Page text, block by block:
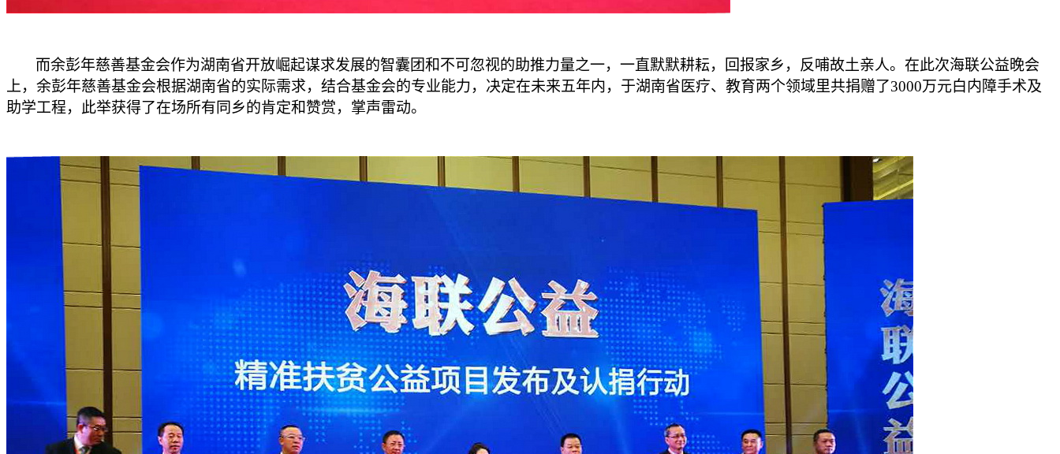
而余彭年慈善基金会作为湖南省开放崛起谋求发展的智囊团和不可忽视的助推力量之一，一直默默耕耘，回报家乡，反哺故土亲人。在此次海联公益晚会
上，余彭年慈善基金会根据湖南省的实际需求，结合基金会的专业能力，决定在未来五年内，于湖南省医疗、教育两个领域里共捐赠了3000万元白内障手术及
助学工程，此举获得了在场所有同乡的肯定和赞赏，掌声雷动。